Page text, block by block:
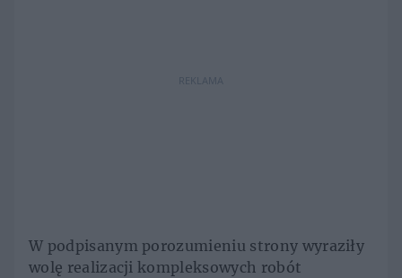
REKLAMA
W podpisanym porozumieniu strony wyraziły
wolę realizacji kompleksowych robót